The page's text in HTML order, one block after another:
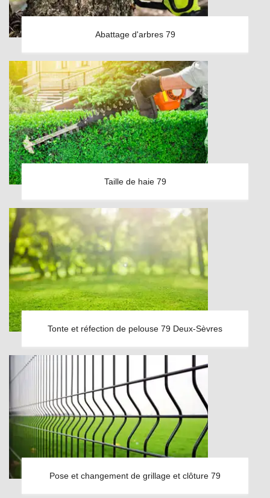
Abattage d'arbres 79
Taille de haie 79
Tonte et réfection de pelouse 79 Deux-Sèvres
Pose et changement de grillage et clôture 79